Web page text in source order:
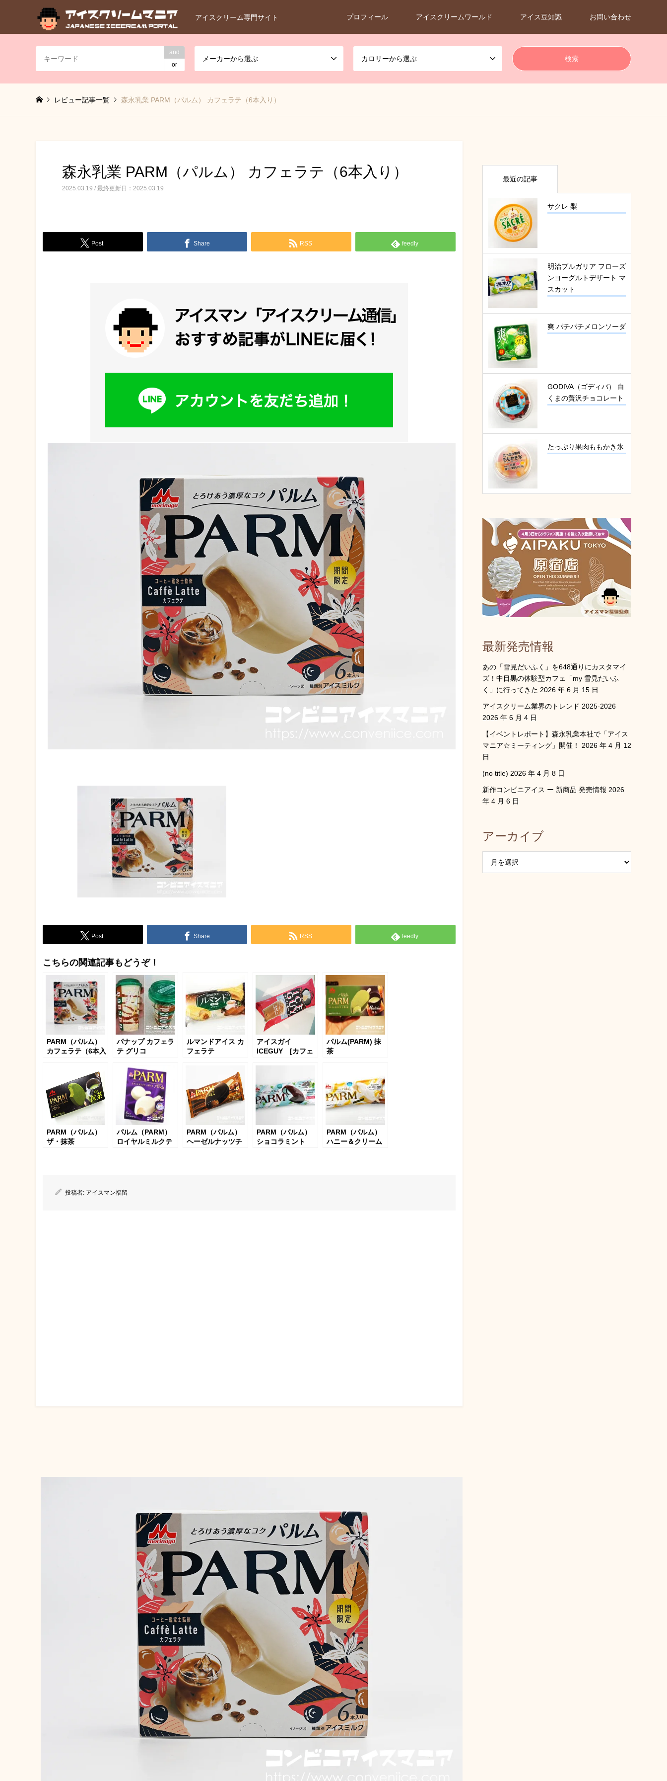
アイスクリーム専門サイト プロフィール アイスクリームワールド アイス豆知識 お問い合わせ
and
or
メーカーから選ぶ カロリーから選ぶ
レビュー記事一覧 森永乳業 PARM（パルム） カフェラテ（6本入り）
森永乳業 PARM（パルム） カフェラテ（6本入り）
2025.03.19 / 最終更新日：2025.03.19
Post Share RSS feedly
Post Share RSS feedly
こちらの関連記事もどうぞ！
PARM（パルム）
カフェラテ（6本入
パナップ カフェラ
テ グリコ
ルマンドアイス カ
フェラテ
アイスガイ
ICEGUY [カフェ
パルム(PARM) 抹
茶
PARM（パルム）
ザ・抹茶
パルム（PARM）
ロイヤルミルクテ
PARM（パルム）
ヘーゼルナッツチ
PARM（パルム）
ショコラミント
PARM（パルム）
ハニー＆クリーム
投稿者: アイスマン福留
最近の記事
サクレ 梨
明治ブルガリア フローズ
ンヨーグルトデザート マ
スカット
爽 パチパチメロンソーダ
GODIVA（ゴディバ） 白
くまの贅沢チョコレート
たっぷり果肉ももかき氷
最新発売情報
あの「雪見だいふく」を648通りにカスタマイ
ズ！中目黒の体験型カフェ「my 雪見だいふ
く」に行ってきた 2026 年 6 月 15 日
アイスクリーム業界のトレンド 2025-2026
2026 年 6 月 4 日
【イベントレポート】森永乳業本社で「アイス
マニア☆ミーティング」開催！
2026 年 4 月 12
日
(no title) 2026 年 4 月 8 日
新作コンビニアイス ー 新商品 発売情報 2026
年 4 月 6 日
アーカイブ